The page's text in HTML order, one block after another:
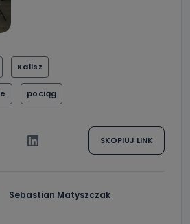
Kalisz
pociąg
SKOPIUJ LINK
Sebastian Matyszczak